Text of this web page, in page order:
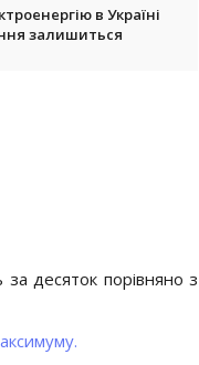
в Україні
залишиться
десяток порівняно з